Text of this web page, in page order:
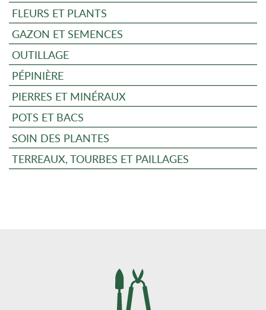
FLEURS ET PLANTS
GAZON ET SEMENCES
OUTILLAGE
PÉPINIÈRE
PIERRES ET MINÉRAUX
POTS ET BACS
SOIN DES PLANTES
TERREAUX, TOURBES ET PAILLAGES